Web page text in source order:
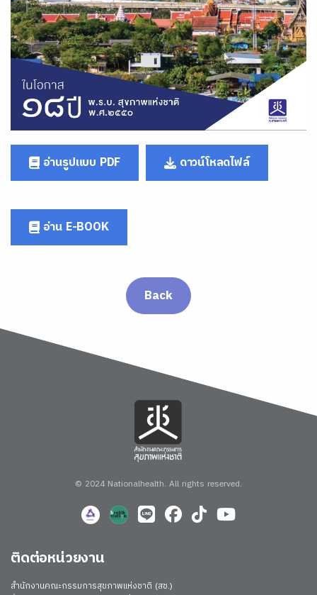
อ่านรูปแบบ PDF ดาวน์โหลดไฟล์
อ่าน E-BOOK
Back
© 2024 Nationalhealth. All rights reserved.
ติดต่อหน่วยงาน
สำนักงานคณะกรรมการสุขภาพแห่งชาติ (สช.)